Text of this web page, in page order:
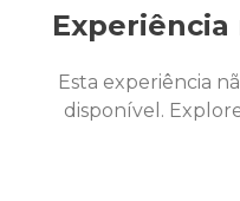
Esta experiência
disponível.